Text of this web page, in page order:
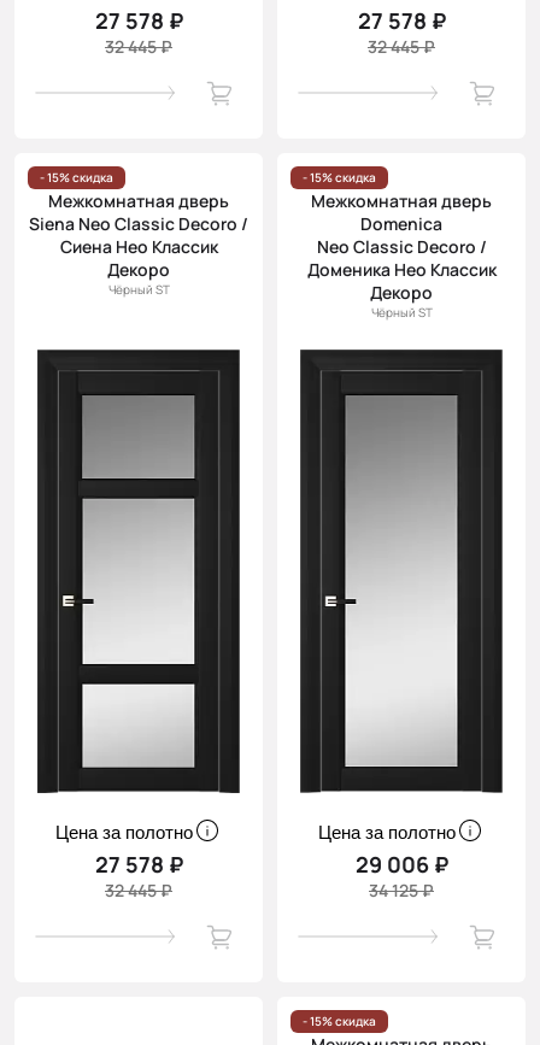
27 578 ₽
32 445 ₽
27 578 ₽
32 445 ₽
- 15% скидка
Межкомнатная дверь
Siena Neo Classic Decoro /
Сиена Нео Классик
Декоро
Чёрный ST
Цена за полотно
27 578 ₽
32 445 ₽
- 15% скидка
Межкомнатная дверь
Domenica
Neo Classic Decoro /
Доменика Нео Классик
Декоро
Чёрный ST
Цена за полотно
29 006 ₽
34 125 ₽
- 15% скидка